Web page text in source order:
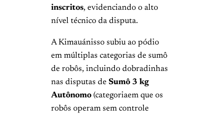
inscritos, evidenciando o alto
nível técnico da disputa.
A Kimauánisso subiu ao pódio
em múltiplas categorias de sumô
de robôs, incluindo dobradinhas
nas disputas de Sumô 3 kg
Autônomo (categoriaem que os
robôs operam sem controle